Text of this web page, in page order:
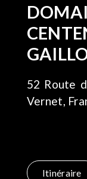
52 Route
Vernet,
Itinéraire